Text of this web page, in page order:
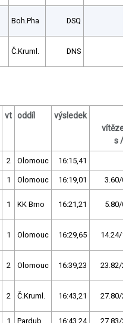
Boh.Pha DSQ
Č.Kruml. DNS
vt oddíl výsledek
vítězem
s / %
2 Olomouc 16:15,41
1 Olomouc 16:19,01 3.60/0,4
1 KK Brno 16:21,21 5.80/0,6
1 Olomouc 16:29,65 14.24/1,5
2 Olomouc 16:39,23 23.82/2,4
2 Č.Kruml. 16:43,21 27.80/2,9
1 Pardub. 16:43,24 27.83/2,9